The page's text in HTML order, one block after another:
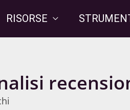
RISORSE